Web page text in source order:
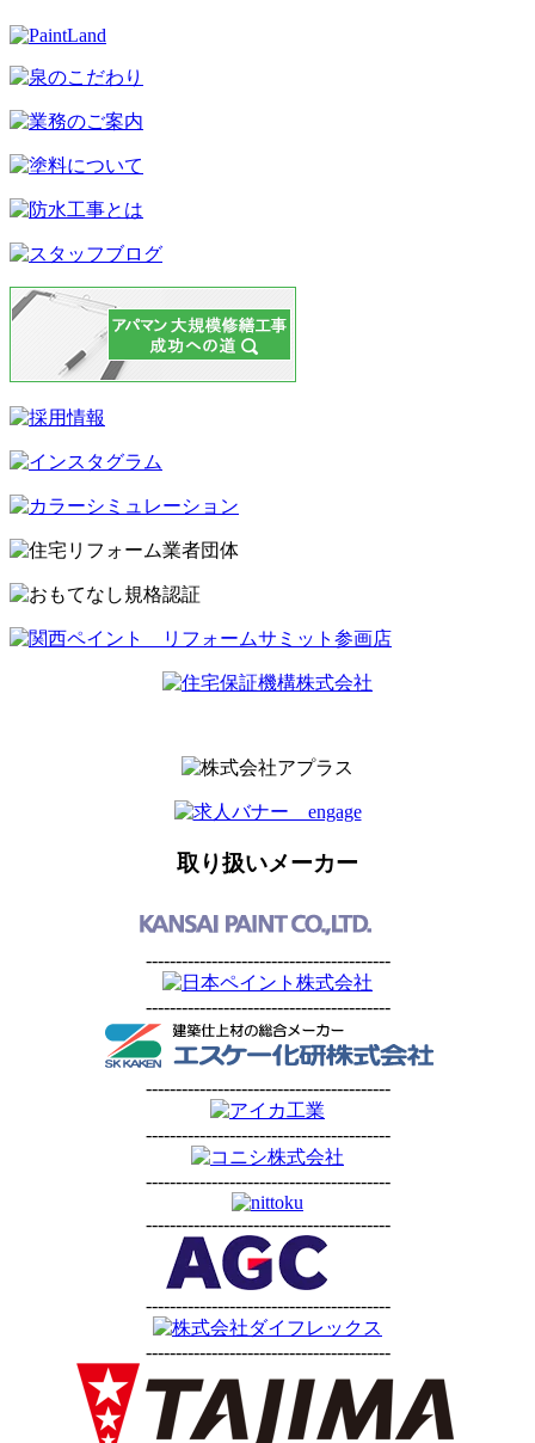
取り扱いメーカー
-----------------------------------------
-----------------------------------------
-----------------------------------------
-----------------------------------------
-----------------------------------------
-----------------------------------------
-----------------------------------------
-----------------------------------------